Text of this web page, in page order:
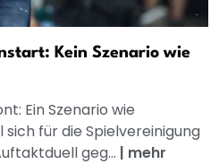
Kein Szenario wie
Ein Szenario wie
für die Spielvereinigung
geg... | mehr